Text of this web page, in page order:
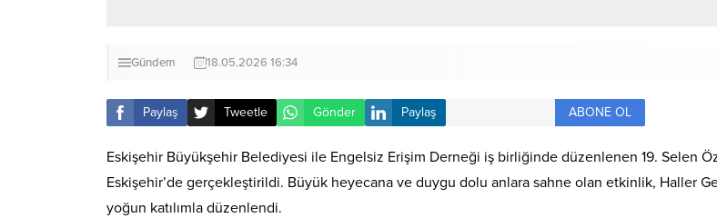
Gündem 18.05.2026 16:34
Paylaş Tweetle Gönder Paylaş ABONE OL
Eskişehir Büyükşehir Belediyesi ile Engelsiz Erişim Derneği iş birliğinde düzenlenen 19. Selen
Eskişehir’de gerçekleştirildi. Büyük heyecana ve duygu dolu anlara sahne olan etkinlik, Haller
yoğun katılımla düzenlendi.